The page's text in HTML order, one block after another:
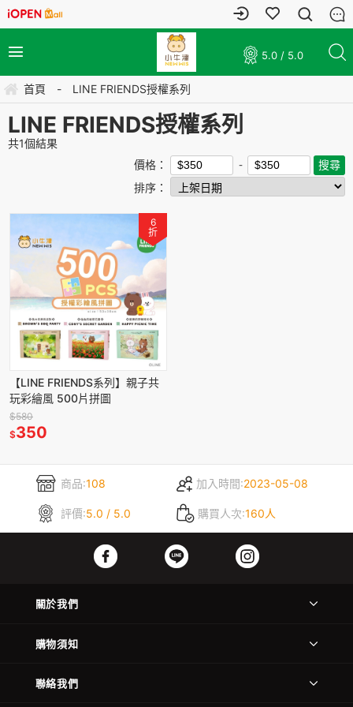
5.0 / 5.0
首頁 - LINE FRIENDS授權系列
LINE FRIENDS授權系列
共1個結果
價格：
排序：
6
折
【LINE FRIENDS系列】親子共
玩彩繪風 500片拼圖
$580
$350
商品:108 加入時間:2023-05-08
評價:5.0 / 5.0 購買人次:160人
關於我們
購物須知
聯絡我們